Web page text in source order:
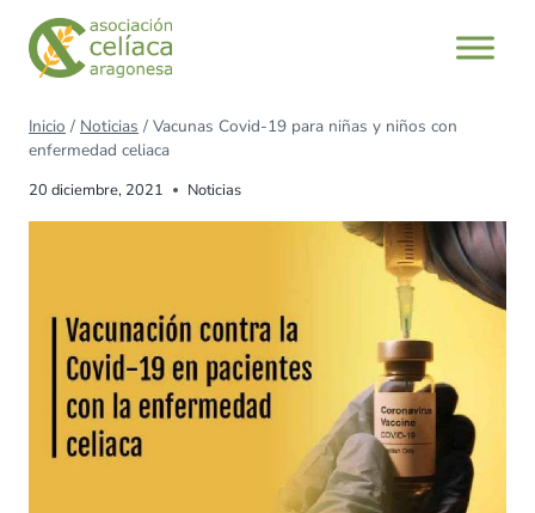
Inicio / Noticias / Vacunas Covid-19 para niñas y niños con
enfermedad celiaca
20 diciembre, 2021 Noticias